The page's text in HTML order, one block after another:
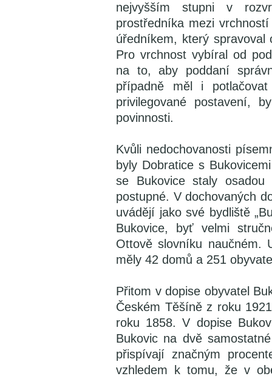
nejvyšším stupni v
prostředníka mezi
úředníkem, který
Pro vrchnost vybíral od
na to, aby poddaní
případně měl i
privilegované postavení,
povinnosti.
Kvůli nedochovanosti
byly Dobratice s
se Bukovice staly
postupné. V dochovaných
uvádějí jako své bydliště
Bukovice, byť velmi
Ottově slovníku
měly 42 domů a 251
Přitom v dopise obyvatel
Českém Těšíně z roku
roku 1858. V dopise
Bukovic na dvě
přispívají značným
vzhledem k tomu, že v